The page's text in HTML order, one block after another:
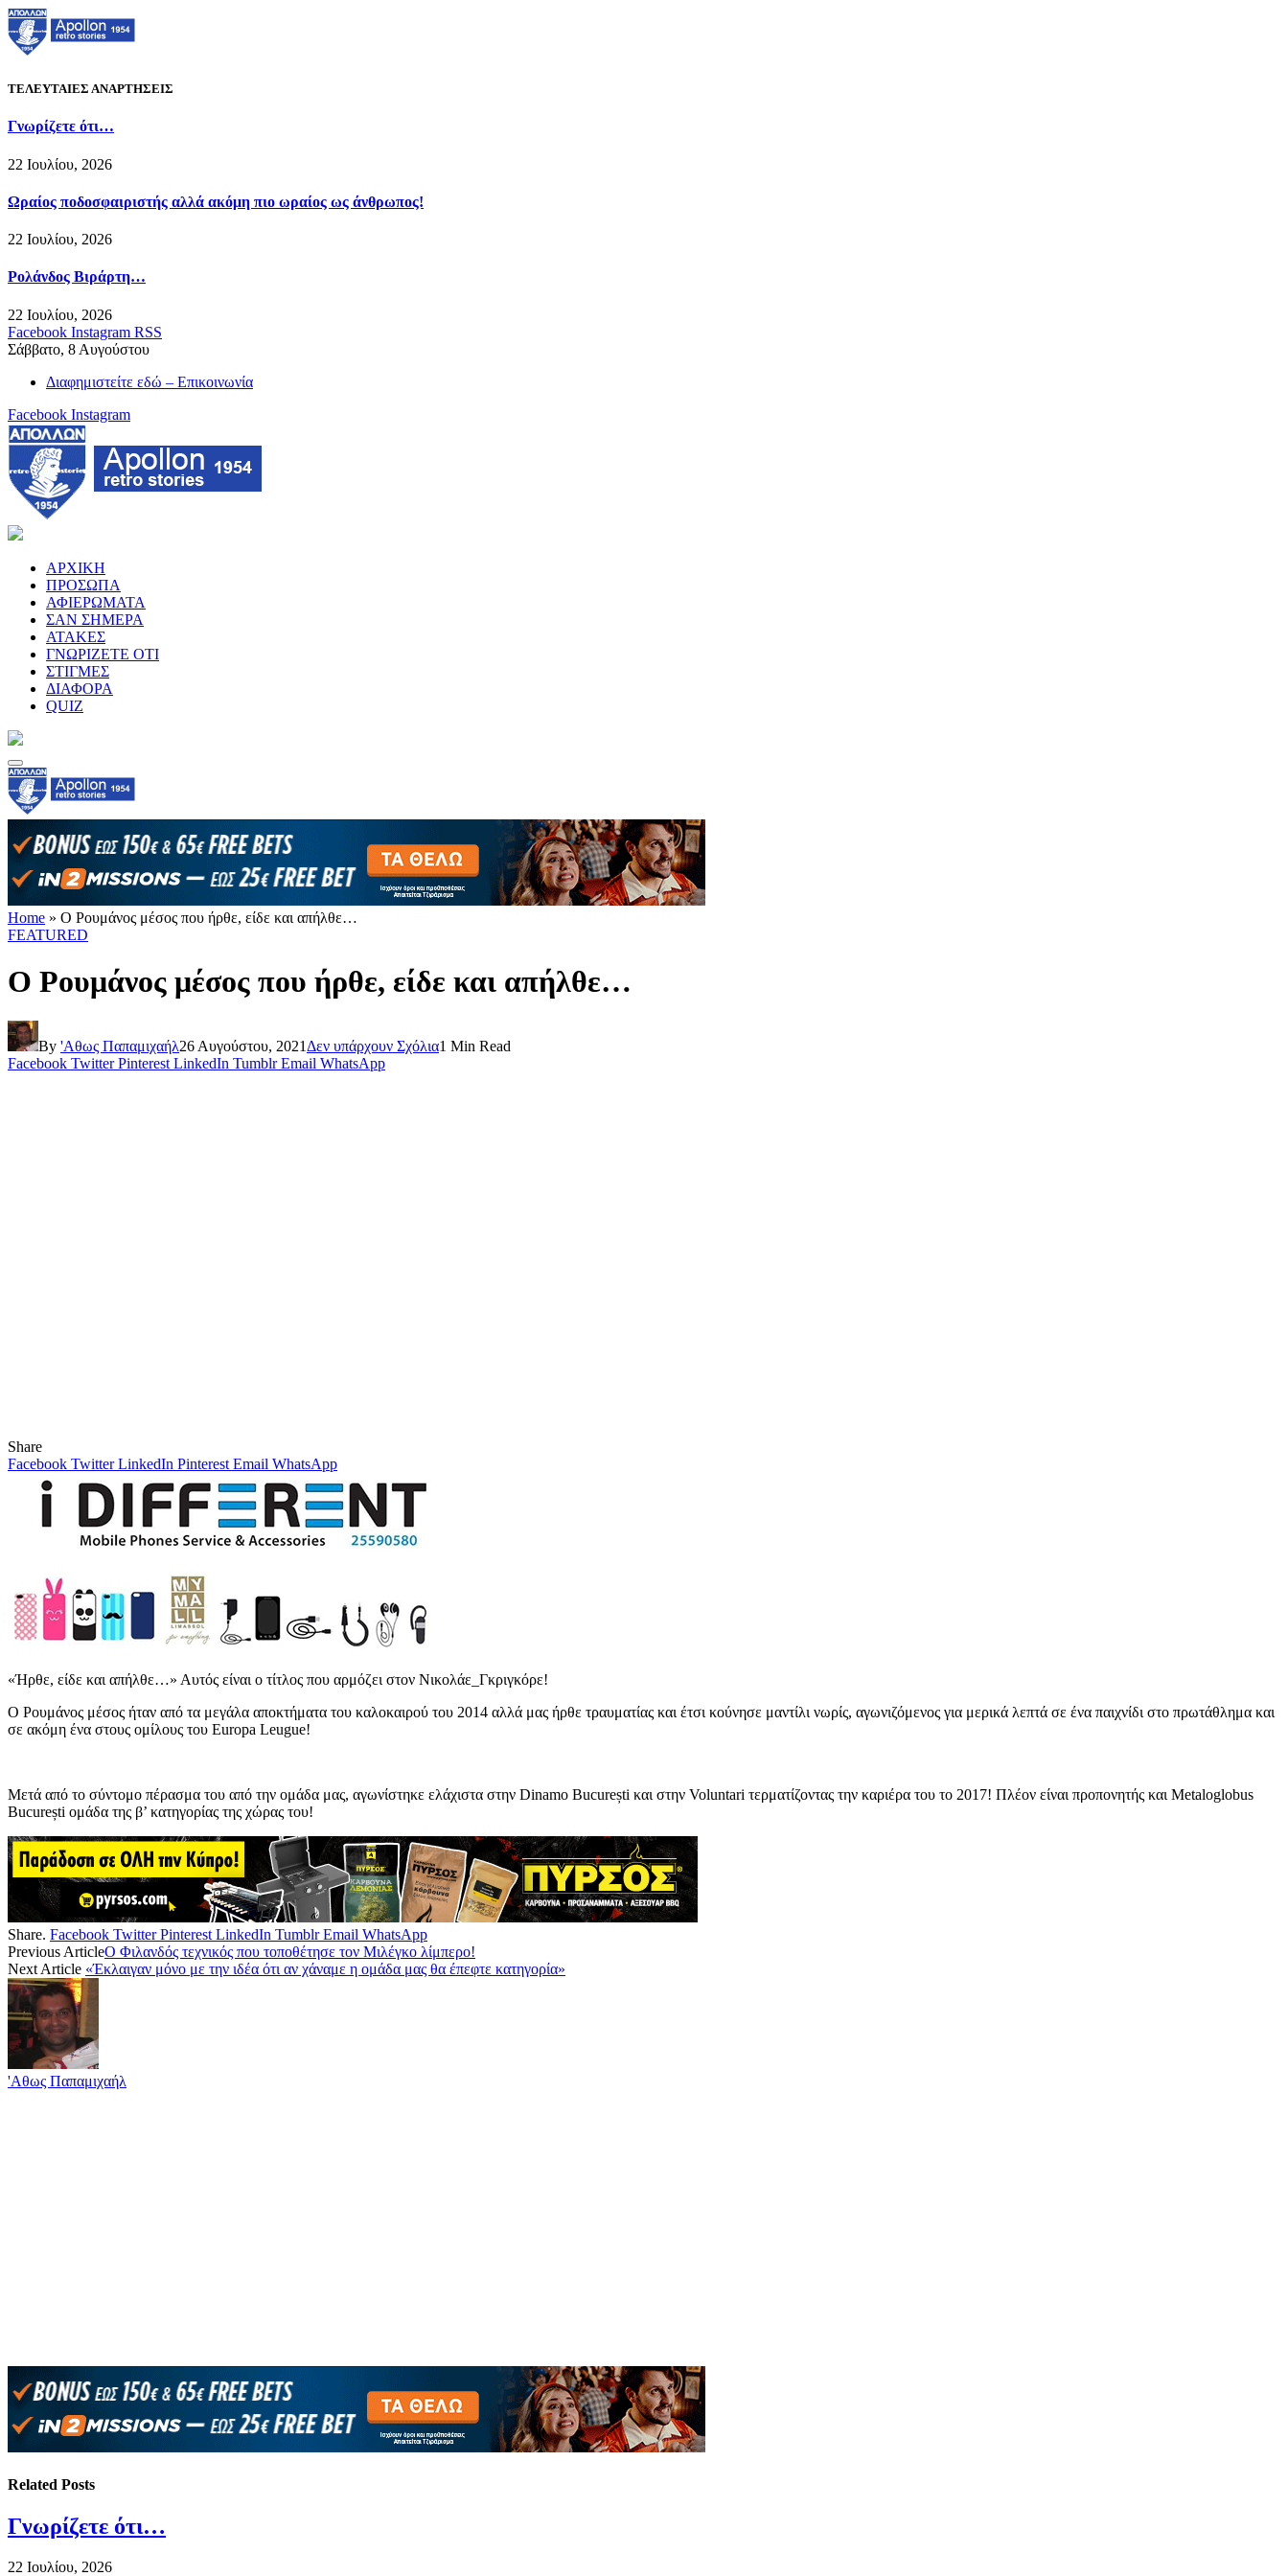
ΤΕΛΕΥΤΑΙΕΣ ΑΝΑΡΤΗΣΕΙΣ
Γνωρίζετε ότι…
22 Ιουλίου, 2026
Ωραίος ποδοσφαιριστής αλλά ακόμη πιο ωραίος ως άνθρωπος!
22 Ιουλίου, 2026
Ρολάνδος Βιράρτη…
22 Ιουλίου, 2026
Facebook Instagram RSS
Σάββατο, 8 Αυγούστου
Διαφημιστείτε εδώ – Επικοινωνία
Facebook Instagram
ΑΡΧΙΚΗ
ΠΡΟΣΩΠΑ
ΑΦΙΕΡΩΜΑΤΑ
ΣΑΝ ΣΗΜΕΡΑ
ΑΤΑΚΕΣ
ΓΝΩΡΙΖΕΤΕ ΟΤΙ
ΣΤΙΓΜΕΣ
ΔΙΑΦΟΡΑ
QUIZ
Home » Ο Ρουμάνος μέσος που ήρθε, είδε και απήλθε…
FEATURED
Ο Ρουμάνος μέσος που ήρθε, είδε και απήλθε…
By 'Αθως Παπαμιχαήλ26 Αυγούστου, 2021 Δεν υπάρχουν Σχόλια1 Min Read
Facebook Twitter Pinterest LinkedIn Tumblr Email WhatsApp
Share
Facebook Twitter LinkedIn Pinterest Email WhatsApp
«Ήρθε, είδε και απήλθε…» Αυτός είναι ο τίτλος που αρμόζει στον Νικολάε_Γκριγκόρε!
Ο Ρουμάνος μέσος ήταν από τα μεγάλα αποκτήματα του καλοκαιρού του 2014 αλλά μας ήρθε τραυματίας και έτσι κούνησε μαντίλι νωρίς, αγωνιζόμενος για μερικά λεπτά σε ένα παιχνίδι στο πρωτάθλημα και
σε ακόμη ένα στους ομίλους του Europa Leugue!
Μετά από το σύντομο πέρασμα του από την ομάδα μας, αγωνίστηκε ελάχιστα στην Dinamo București και στην Voluntari τερματίζοντας την καριέρα του το 2017! Πλέον είναι προπονητής και Metaloglobus
București ομάδα της β’ κατηγορίας της χώρας του!
Share. Facebook Twitter Pinterest LinkedIn Tumblr Email WhatsApp
Previous ArticleΟ Φιλανδός τεχνικός που τοποθέτησε τον Μιλέγκο λίμπερο!
Next Article «Έκλαιγαν μόνο με την ιδέα ότι αν χάναμε η ομάδα μας θα έπεφτε κατηγορία»
'Αθως Παπαμιχαήλ
Related Posts
Γνωρίζετε ότι…
22 Ιουλίου, 2026